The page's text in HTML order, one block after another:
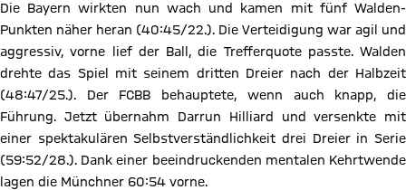
Die Bayern wirkten nun wach und kamen mit fünf Walden-
Punkten näher heran (40:45/22.). Die Verteidigung war agil und
aggressiv, vorne lief der Ball, die Trefferquote passte. Walden
drehte das Spiel mit seinem dritten Dreier nach der Halbzeit
(48:47/25.). Der FCBB behauptete, wenn auch knapp, die
Führung. Jetzt übernahm Darrun Hilliard und versenkte mit
einer spektakulären Selbstverständlichkeit drei Dreier in Serie
(59:52/28.). Dank einer beeindruckenden mentalen Kehrtwende
lagen die Münchner 60:54 vorne.